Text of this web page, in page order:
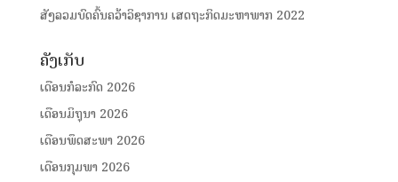
ສັງລວມບົດຄົ້ນຄວ້າວິຊາການ ເສດຖະກິດມະຫາພາກ 2022
ຄັງເກັບ
ເດືອນກໍລະກົດ 2026
ເດືອນມິຖຸນາ 2026
ເດືອນພຶດສະພາ 2026
ເດືອນກຸມພາ 2026